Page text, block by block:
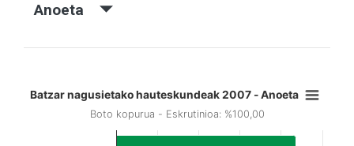
Anoeta
Batzar nagusietako hauteskundeak 2007 - Anoeta
Boto kopurua - Eskrutinioa: %100,00